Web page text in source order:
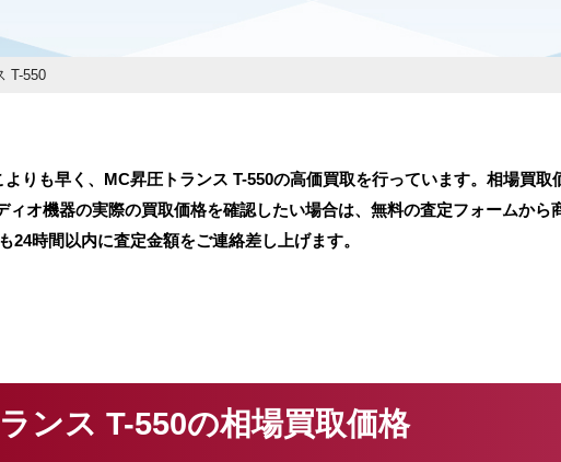
T-550
りも早く、MC昇圧トランス T-550の高価買取を行っています。相場買取
ィオ機器の実際の買取価格を確認したい場合は、無料の査定フォームから
24時間以内に査定金額をご連絡差し上げます。
ンス T-550の相場買取価格